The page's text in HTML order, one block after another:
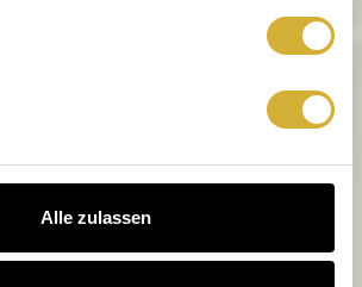
Alle zulassen